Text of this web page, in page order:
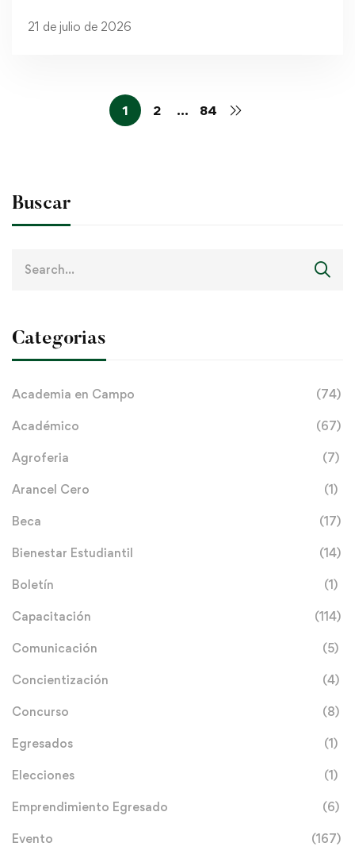
21 de julio de 2026
1 2 … 84
Buscar
Categorias
Academia en Campo (74)
Académico (67)
Agroferia (7)
Arancel Cero (1)
Beca (17)
Bienestar Estudiantil (14)
Boletín (1)
Capacitación (114)
Comunicación (5)
Concientización (4)
Concurso (8)
Egresados (1)
Elecciones (1)
Emprendimiento Egresado (6)
Evento (167)